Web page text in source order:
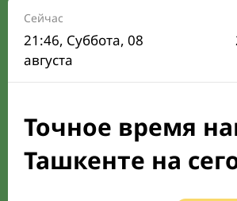
Расписание на месяц
Время Сухура и Ифтара на
Календарь рамадана
Направление киблы
Сейчас
21:46, Суббота, 08
августа
Точное время
Ташкенте на